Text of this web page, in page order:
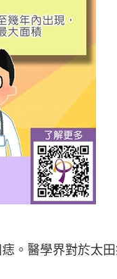
。醫學界對於太